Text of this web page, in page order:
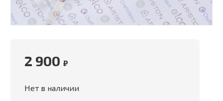
2 900 ₽
Нет в наличии